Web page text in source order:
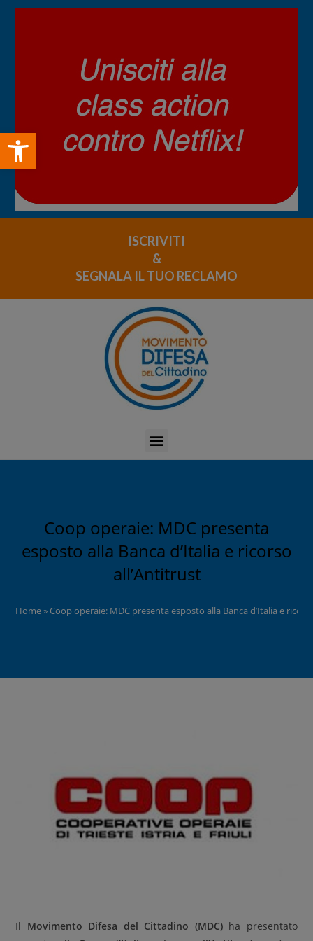
Open toolbar
ISCRIVITI
&
SEGNALA IL TUO RECLAMO
Coop operaie: MDC presenta
esposto alla Banca d’Italia e ricorso
all’Antitrust
Home» Coop operaie: MDC presenta esposto alla Banca d’Italia e
Il Movimento Difesa del Cittadino (MDC)ha presentato